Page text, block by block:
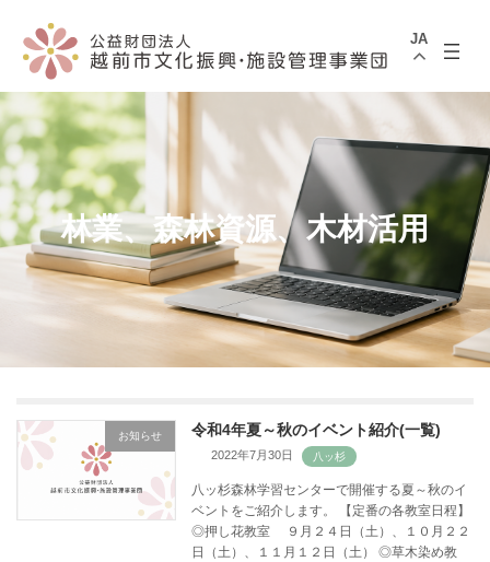
へ
ス
キ
ッ
プ
ョ
ン
に
移
動
JA
林業、森林資源、木材活用
お知らせ 令和4年夏～秋のイベント紹介(一覧)
2022年7月30日
八ッ杉森林学習センターで開催する夏～秋のイ
ベントをご紹介します。 【定番の各教室日程】
◎押し花教室 ９月２４日（土）、１０月２２
日（土）、１１月１２日（土） ◎草木染め教